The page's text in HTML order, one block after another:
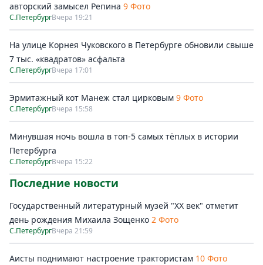
авторский замысел Репина 9 Фото
С.ПетербургВчера 19:21
На улице Корнея Чуковского в Петербурге обновили свыше
7 тыс. «квадратов» асфальта
С.ПетербургВчера 17:01
Эрмитажный кот Манеж стал цирковым 9 Фото
С.ПетербургВчера 15:58
Минувшая ночь вошла в топ-5 самых тёплых в истории
Петербурга
С.ПетербургВчера 15:22
Последние новости
Государственный литературный музей "ХХ век" отметит
день рождения Михаила Зощенко 2 Фото
С.ПетербургВчера 21:59
Аисты поднимают настроение трактористам 10 Фото